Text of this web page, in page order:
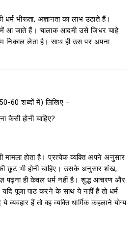
भीरूता, अज्ञानता का लाभ उठाते हैं।
आ जाते हैं। चालाक आदमी उसे जिधर चाहे
निकाल लेता है। साथ ही उस पर अपना
60शब्दों में)लिखिए −
कैसी होनी चाहिए?
मामला होता है। प्रत्येक व्यक्ति अपने अनुसार
छूट भी होनी चाहिए। उसके अनुसार शंख,
पढ़ना ही केवल धर्म नहीं है। शुद्ध आचरण और
यदि पूजा पाठ करने के साथ ये नहीं हैं तो धर्म
व्यवहार हैं तो वह व्यक्ति धार्मिक कहलाने योग्य